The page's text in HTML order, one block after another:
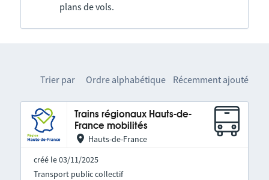
plans de vols.
Trier par Ordre alphabétique Récemment ajouté
Trains régionaux Hauts-de-
France mobilités
Hauts-de-France
créé le 03/11/2025
Transport public collectif